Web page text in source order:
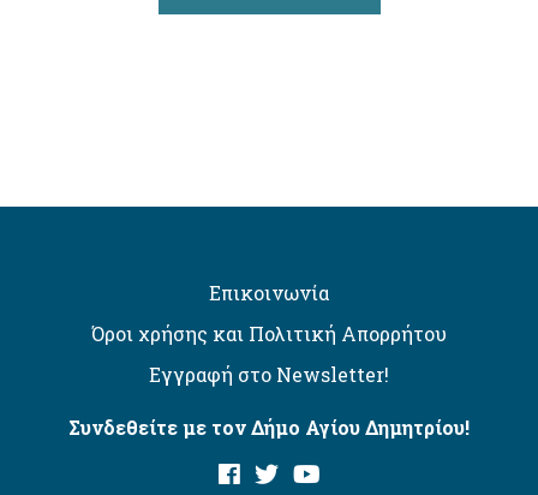
Επικοινωνία
Όροι χρήσης και Πολιτική Απορρήτου
Εγγραφή στο Newsletter!
Συνδεθείτε με τον Δήμο Αγίου Δημητρίου!